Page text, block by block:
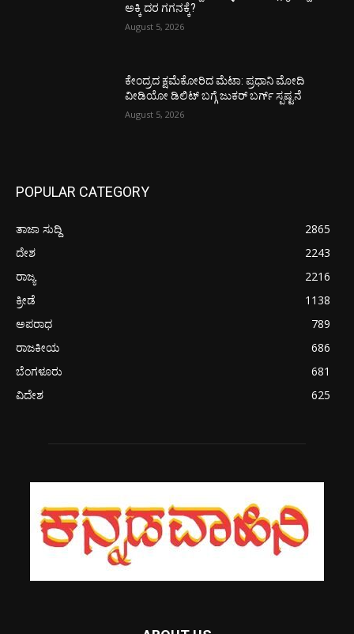
ಅಕ್ಕಿ ದರ ಗಗನಕ್ಕೆ?
August 5, 2026
ಕೇಂದ್ರದ ಕ್ಷಮೆಕೋರಿದ ಮೆಟಾ: ಪ್ರಧಾನಿ ಮೋದಿ
ವೀಡಿಯೋ ಡಿಲಿಟ್ ಬಗ್ಗೆ ಜುಕರ್ ಬರ್ಗ್ ಸ್ಪಷ್ಟನೆ
August 5, 2026
POPULAR CATEGORY
ತಾಜಾ ಸುದ್ದಿ
2865
ದೇಶ
2243
ರಾಜ್ಯ
2216
ಕ್ರೀಡೆ
1138
ಅಪರಾಧ
789
ರಾಜಕೀಯ
686
ಬೆಂಗಳೂರು
681
ವಿದೇಶ
625